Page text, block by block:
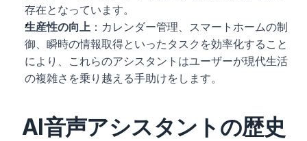
存在となっています。
生産性の向上 ：カレンダー管理、スマートホームの制
御、瞬時の情報取得といったタスクを効率化すること
により、これらのアシスタントはユーザーが現代生活
の複雑さを乗り越える手助けをします。
AI音声アシスタントの歴史